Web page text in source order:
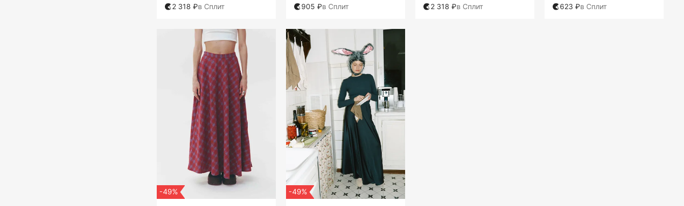
2 318 ₽в Сплит
905 ₽в Сплит
2 318 ₽в Сплит
623 ₽в Сплит
-49% -49%